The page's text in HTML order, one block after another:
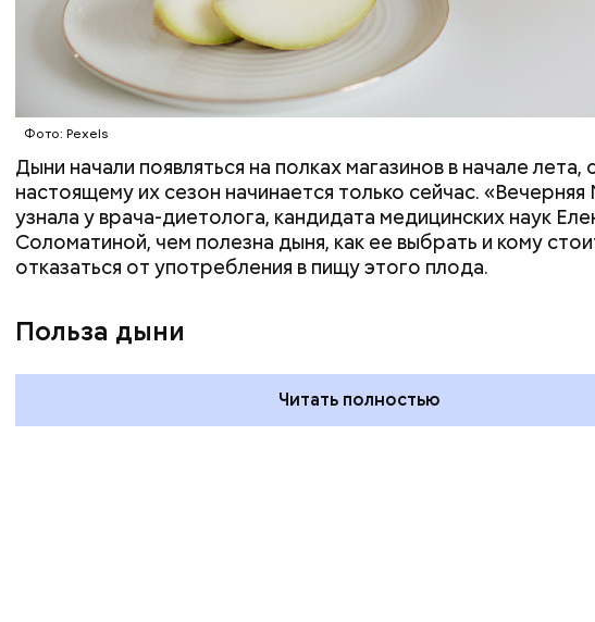
и Международный день
подкаблучника: какие
праздники отмечают в России
отмечают в России и мире 5
августа
Фото: Pexels
Дыни начали появляться на полках магазинов в начале лета,
настоящему их сезон начинается только сейчас.
узнала у врача-диетолога, кандидата медицинских наук
Соломатиной, чем полезна дыня, как ее выбрать и кому
отказаться от употребления в пищу этого плода.
Польза дыни
Читать полностью